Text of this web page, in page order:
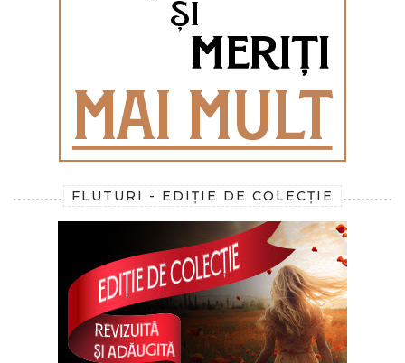
FLUTURI - EDIȚIE DE COLECȚIE